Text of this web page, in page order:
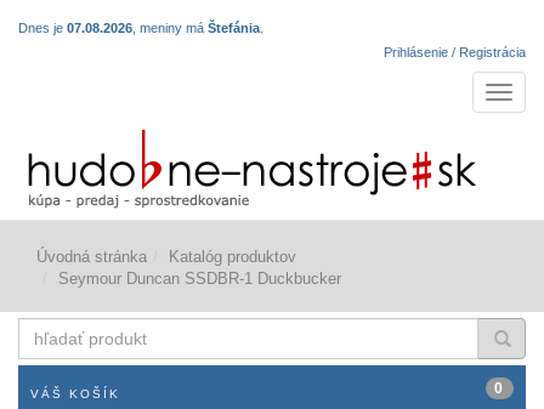
Dnes je 07.08.2026 , meniny má Štefánia
Prihlásenie / Registrácia
Úvodná stránka
Katalóg produktov
Seymour Duncan SSDBR-1 Duckbucker
produkt
VÁŠ KOŠÍK 0